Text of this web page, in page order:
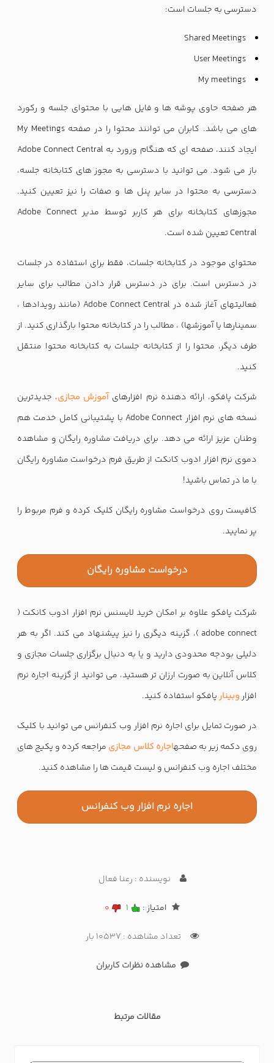
دسترسی به جلسات است:
Shared Meetings
User Meetings
My meetings
هر صفحه حاوی پوشه ها و فایل هایی با محتوای جلسه و رکورد
های می باشد. کابران می توانند محتوا را در صفحه My Meetings
ایجاد کنند، صفحه ای که هنگام ورورد به Adobe Connect Central
باز می شود. می توانید با دسترسی به مجوز های کتابخانه جلسه،
دسترسی به محتوا در سایر پنل ها و صفات را نیز تعیین کنید.
مجوزهای کتابخانه برای هر کاربر توسط مدیر Adobe Connect
Central تعیین شده است.
محتوای موجود در کتابخانه جلسات، فقط برای استفاده در جلسات
در دسترس است. برای در دسترس قرار دادن مطالب برای سایر
فعالیتهای آغاز شده در Adobe Connect Central (مانند رویدادها ،
سمینارها یا آموزشها) ، مطالب را در کتابخانه محتوا بارگذاری کنید. از
طرف دیگر، محتوا را از کتابخانه جلسات به کتابخانه محتوا منتقل
کنید.
شرکت پافکو، ارائه دهنده نرم افزارهایآموزش مجازی، جدیدترین
نسخه های نرم افزار Adobe Connect با پشتیبانی کامل خدمت هم
وطنان عزیز ارائه می دهد. برای دریافت مشاوره رایگان و مشاهده
دموی نرم افزار ادوب کانکت از طریق فرم درخواست مشاوره رایگان
با ما در تماس باشید!
کافیست روی درخواست مشاوره رایگان کلیک کرده و فرم مربوط را
پر نمایید.
درخواست مشاوره رایگان
شرکت پافکو علاوه بر امکان خرید لایسنس نرم افزار ادوب کانکت (
adobe connect )، گزینه دیگری را نیز پیشنهاد می کند. اگر به هر
دلیلی بودجه محدودی دارید و یا به دنبال برگزاری جلسات مجازی و
کلاس آنلاین به صورت ارزان تر هستید، می توانید از گزینه اجاره نرم
افزار وبینارپافکو استفاده کنید.
در صورت تمایل برای اجاره نرم افزار وب کنفرانس می توانید با کلیک
روی دکمه زیر به صفحهاجاره کلاس مجازی مراجعه کرده و پکیج های
مختلف اجاره وب کنفرانس و لیست قیمت ها را مشاهده کنید.
اجاره نرم افزار وب کنفرانس
نویسنده : رعنا فعال
امتیاز : 1
0
تعداد مشاهده : 10537 بار
مشاهده نظرات کاربران
مقالات مرتبط